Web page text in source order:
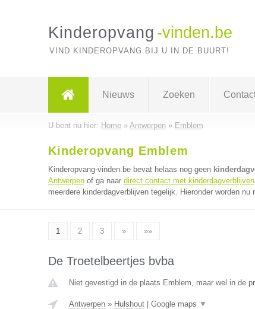
Kinderopvang -vinden.be
VIND KINDEROPVANG BIJ U IN DE BUURT!
Nieuws Zoeken
U bent nu hier: Home» Antwerpen» Emblem
Kinderopvang Emblem
Kinderopvang-vinden.be bevat helaas nog geen
Antwerpenof ga naar direct contact met kinderdagverblijven
meerdere kinderdagverblijven tegelijk. Hieronder worden
1 2 3 » »»
De Troetelbeertjes bvba
Niet gevestigd in de plaats Emblem, maar wel in de
Antwerpen» Hulshout| Google maps ▼